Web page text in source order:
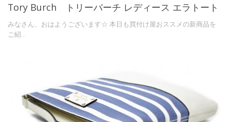
Tory Burch トリーバーチ レディース エラトート
みなさん、おはようございます☆ 本日も買付け屋おススメの新商品を
ご紹...